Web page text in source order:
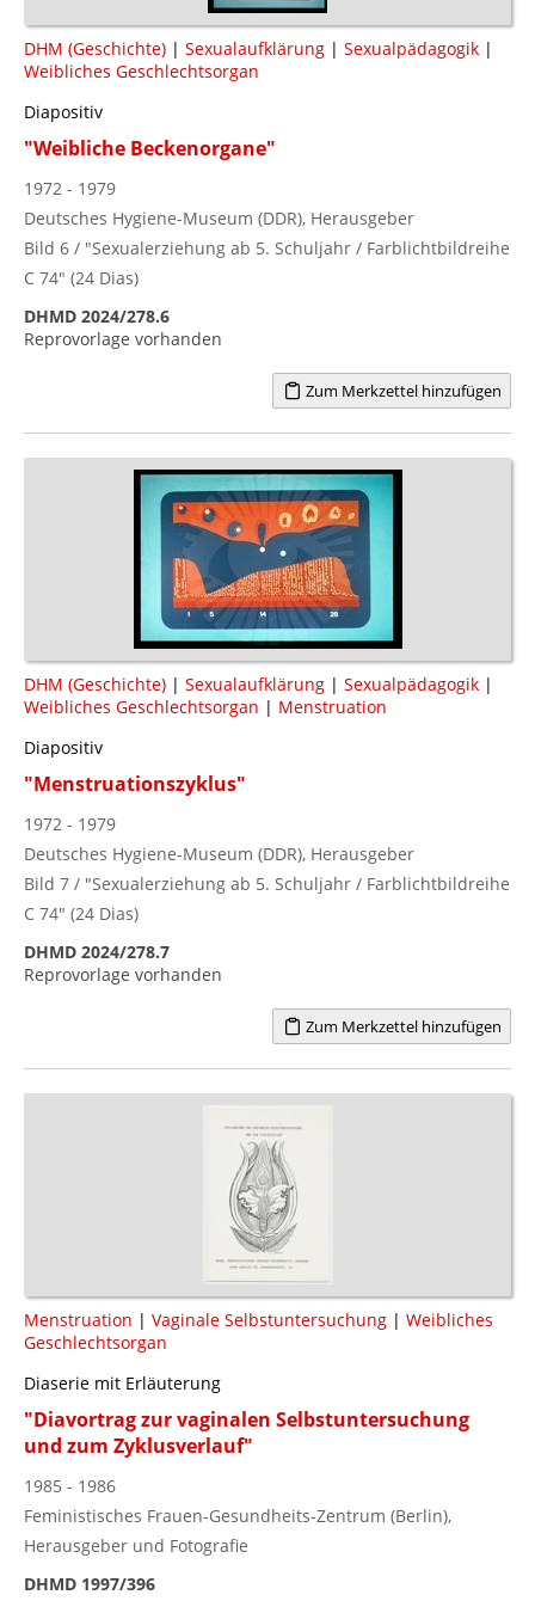
DHM (Geschichte) | Sexualaufklärung | Sexualpädagogik |
Weibliches Geschlechtsorgan
Diapositiv
"Weibliche Beckenorgane"
1972 - 1979
Deutsches Hygiene-Museum (DDR), Herausgeber
Bild 6 / "Sexualerziehung ab 5. Schuljahr / Farblichtbildreihe
C 74" (24 Dias)
DHMD 2024/278.6
Reprovorlage vorhanden
Zum Merkzettel hinzufügen
DHM (Geschichte) | Sexualaufklärung | Sexualpädagogik |
Weibliches Geschlechtsorgan | Menstruation
Diapositiv
"Menstruationszyklus"
1972 - 1979
Deutsches Hygiene-Museum (DDR), Herausgeber
Bild 7 / "Sexualerziehung ab 5. Schuljahr / Farblichtbildreihe
C 74" (24 Dias)
DHMD 2024/278.7
Reprovorlage vorhanden
Zum Merkzettel hinzufügen
Menstruation | Vaginale Selbstuntersuchung | Weibliches
Geschlechtsorgan
Diaserie mit Erläuterung
"Diavortrag zur vaginalen Selbstuntersuchung
und zum Zyklusverlauf"
1985 - 1986
Feministisches Frauen-Gesundheits-Zentrum (Berlin),
Herausgeber und Fotografie
DHMD 1997/396